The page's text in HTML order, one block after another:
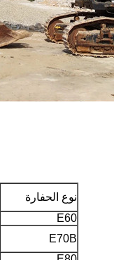
نوع الحفارة
E60
E70B